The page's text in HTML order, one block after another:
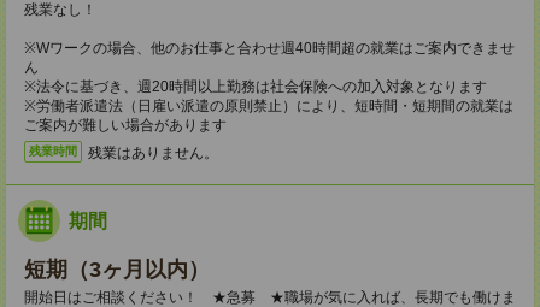
残業なし！
※Wワークの場合、他のお仕事と合わせ週40時間超の就業はご案内できませ
ん
※法令に基づき、週20時間以上勤務は社会保険への加入対象となります
※労働者派遣法（日雇い派遣の原則禁止）により、短時間・短期間の就業は
ご案内が難しい場合があります
残業時間 残業はありません。
期間
短期（3ヶ月以内）
開始日はご相談ください！ ★急募 ★職場が気に入れば、長期でも働けま